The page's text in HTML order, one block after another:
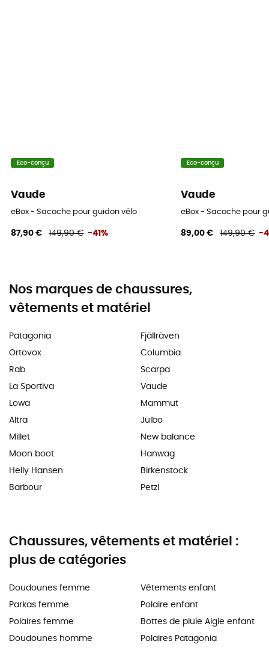
Eco-conçu
Vaude
eBox - Sacoche pour guidon vélo
87,90 € 149,90 € -41%
Eco-conçu
Vaude
eBox - Sacoche pour
89,00 € 149,90 € -
Nos marques de chaussures,
vêtements et matériel
Patagonia
Ortovox
Rab
La Sportiva
Lowa
Altra
Millet
Moon boot
Helly Hansen
Barbour
Fjällräven
Columbia
Scarpa
Vaude
Mammut
Julbo
New balance
Hanwag
Birkenstock
Petzl
Chaussures, vêtements et matériel :
plus de catégories
Doudounes femme
Parkas femme
Polaires femme
Doudounes homme
Vêtements enfant
Polaire enfant
Bottes de pluie Aigle enfant
Polaires Patagonia